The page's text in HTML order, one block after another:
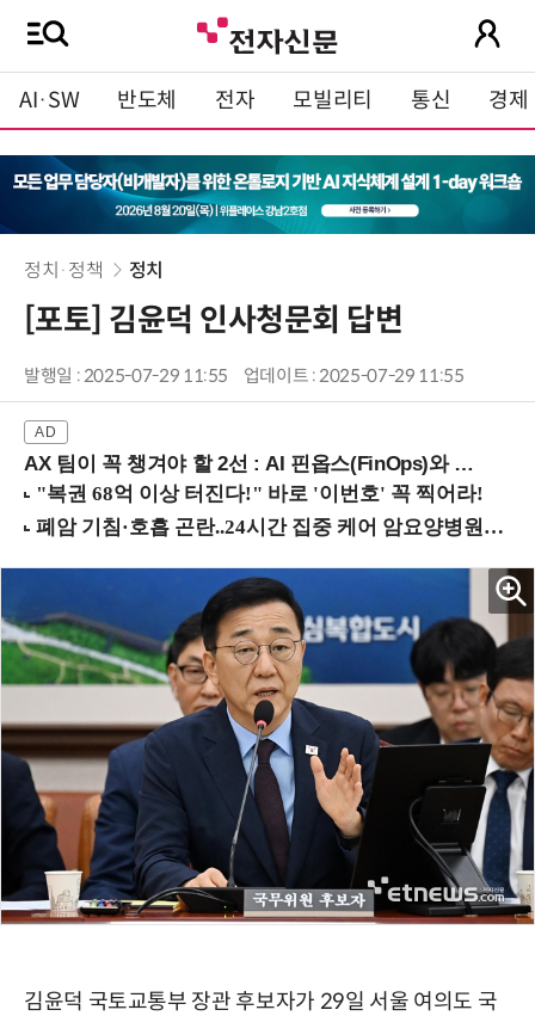
AI·SW 반도체 전자 모빌리티 통신 경제
정치·정책 정치
[포토] 김윤덕 인사청문회 답변
발행일 : 2025-07-29 11:55 업데이트 : 2025-07-29 11:55
AX 팀이 꼭 챙겨야 할 2선 : AI 핀옵스(FinOps)와 토큰 거버넌스 (8/21 잠실역)
김윤덕 국토교통부 장관 후보자가 29일 서울 여의도 국